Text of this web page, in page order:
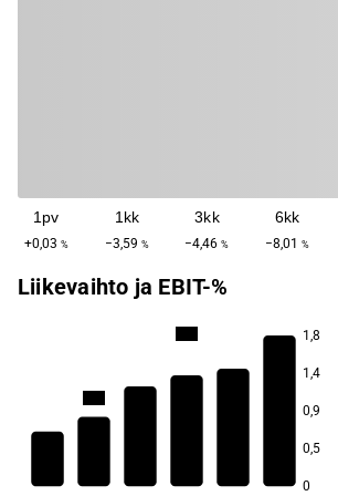
1pv
+0,03 %
1kk
−3,59 %
3kk
−4,46 %
6kk
−8,01 %
Liikevaihto ja EBIT-%
1,8
1,4
0,9
0,5
0